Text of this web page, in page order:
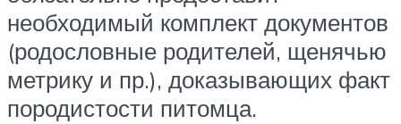
необходимый комплект документов
(родословные родителей, щенячью
метрику и пр.), доказывающих факт
породистости питомца.